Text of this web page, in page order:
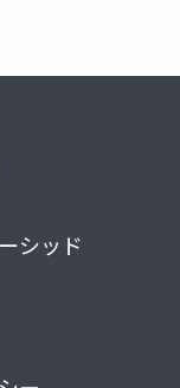
シッド